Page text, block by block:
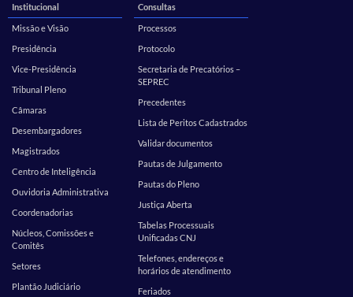
Institucional
Missão e Visão
Presidência
Vice-Presidência
Tribunal Pleno
Câmaras
Desembargadores
Magistrados
Centro de Inteligência
Ouvidoria Administrativa
Coordenadorias
Núcleos, Comissões e
Comitês
Setores
Plantão Judiciário
Consultas
Processos
Protocolo
Secretaria de Precatórios –
SEPREC
Precedentes
Lista de Peritos Cadastrados
Validar documentos
Pautas de Julgamento
Pautas do Pleno
Justiça Aberta
Tabelas Processuais
Unificadas CNJ
Telefones, endereços e
horários de atendimento
Feriados